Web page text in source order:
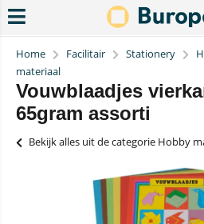
Home Facilitair Stationery
materiaal
Vouwblaadjes
65gram assorti
Bekijk alles uit de categorie Hobby